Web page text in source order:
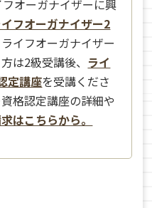
オーガナイザーに興
フオーガナイザー2
イフオーガナイザー
は2級受講後、 ライ
定講座を受講くださ
格認定講座の詳細や
はこちらから。